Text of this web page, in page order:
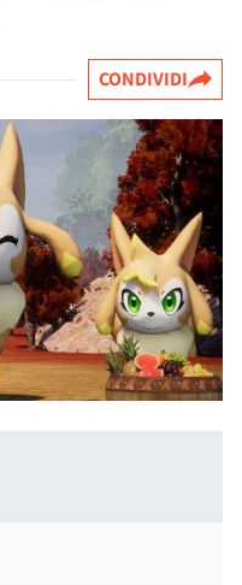
CONDIVIDI